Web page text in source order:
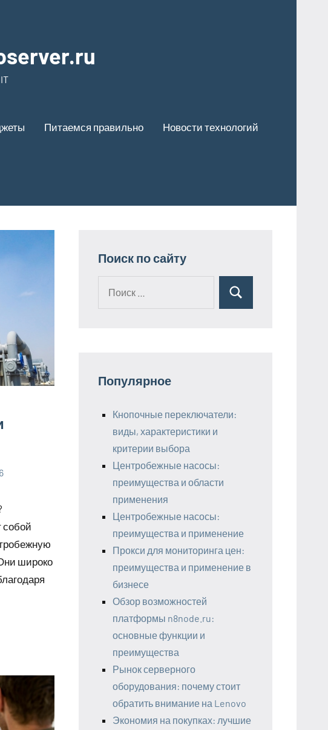
Питаемся правильно Новости технологий
собой
широко
Поиск по сайту
Поиск
Популярное
Кнопочные переключатели:
виды, характеристики и
критерии выбора
Центробежные насосы:
преимущества и области
применения
Центробежные насосы:
преимущества и применение
Прокси для мониторинга цен:
преимущества и применение в
бизнесе
Обзор возможностей
платформы n8node.ru:
основные функции и
преимущества
Рынок серверного
оборудования: почему стоит
обратить внимание на Lenovo
Экономия на покупках: лучшие